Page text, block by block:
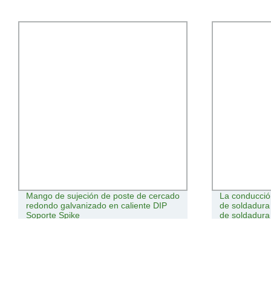
Mango de sujeción de poste de cercado
redondo galvanizado en caliente DIP
Soporte Spike
La
de
de